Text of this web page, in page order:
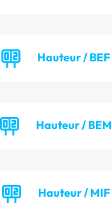
Hauteur / BEF
Hauteur / BEM
Hauteur / MIF